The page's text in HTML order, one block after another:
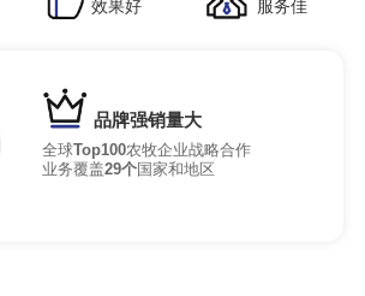
效果好
服务佳
品牌强销量大
全球Top100农牧企业战略合作
业务覆盖29个国家和地区